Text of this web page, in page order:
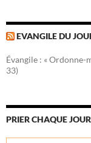
EVANGILE DU
Évangile : « Ordonne-
33)
PRIER CHAQUE JOUR